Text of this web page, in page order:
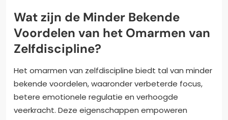
Wat zijn de Minder Bekende
Voordelen van het Omarmen van
Zelfdiscipline?
Het omarmen van zelfdiscipline biedt tal van minder
bekende voordelen, waaronder verbeterde focus,
betere emotionele regulatie en verhoogde
veerkracht. Deze eigenschappen empoweren